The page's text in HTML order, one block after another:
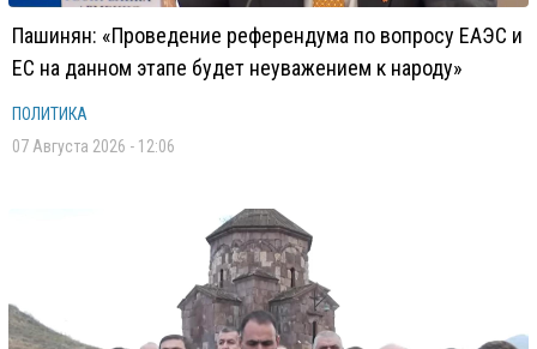
Пашинян: «Проведение референдума по вопросу ЕАЭС и
ЕС на данном этапе будет неуважением к народу»
ПОЛИТИКА
07 Августа 2026 - 12:06